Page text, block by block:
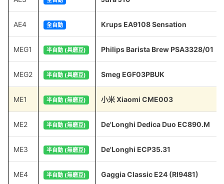
AE4 全自動 Krups EA9108 Sensation
MEG1 半自動 (具磨豆) Philips Barista Brew PSA3328/01
MEG2 半自動 (具磨豆) Smeg EGF03PBUK
ME1 半自動 (無磨豆) 小米 Xiaomi CME003
ME2 半自動 (無磨豆) De'Longhi Dedica Duo EC890.M
ME3 半自動 (無磨豆) De'Longhi ECP35.31
ME4 半自動 (無磨豆) Gaggia Classic E24 (RI9481)